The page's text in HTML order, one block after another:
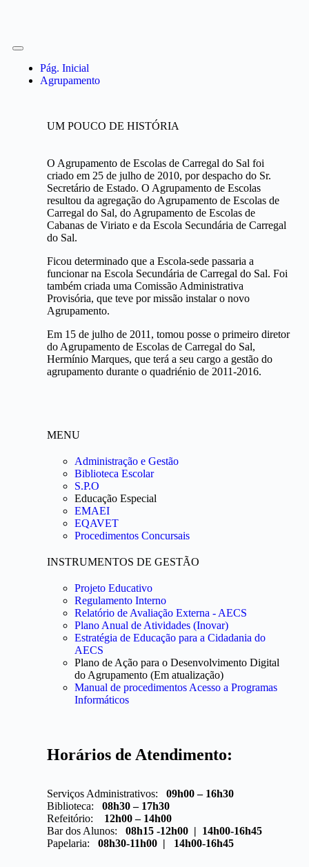
Pág. Inicial
Agrupamento
UM POUCO DE HISTÓRIA
O Agrupamento de Escolas de Carregal do Sal foi
criado em 25 de julho de 2010, por despacho do Sr.
Secretário de Estado. O Agrupamento de Escolas
resultou da agregação do Agrupamento de Escolas de
Carregal do Sal, do Agrupamento de Escolas de
Cabanas de Viriato e da Escola Secundária de Carregal
do Sal.
Ficou determinado que a Escola-sede passaria a
funcionar na Escola Secundária de Carregal do Sal. Foi
também criada uma Comissão Administrativa
Provisória, que teve por missão instalar o novo
Agrupamento.
Em 15 de julho de 2011, tomou posse o primeiro diretor
do Agrupamento de Escolas de Carregal do Sal,
Hermínio Marques, que terá a seu cargo a gestão do
agrupamento durante o quadriénio de 2011-2016.
MENU
Administração e Gestão
Biblioteca Escolar
S.P.O
Educação Especial
EMAEI
EQAVET
Procedimentos Concursais
INSTRUMENTOS DE GESTÃO
Projeto Educativo
Regulamento Interno
Relatório de Avaliação Externa - AECS
Plano Anual de Atividades (Inovar)
Estratégia de Educação para a Cidadania do
AECS
Plano de Ação para o Desenvolvimento Digital
do Agrupamento (Em atualização)
Manual de procedimentos Acesso a Programas
Informáticos
Horários de Atendimento:
Serviços Administrativos: 09h00 – 16h30
Biblioteca: 08h30 – 17h30
Refeitório: 12h00 – 14h00
Bar dos Alunos: 08h15 -12h00 | 14h00-16h45
Papelaria: 08h30-11h00 | 14h00-16h45